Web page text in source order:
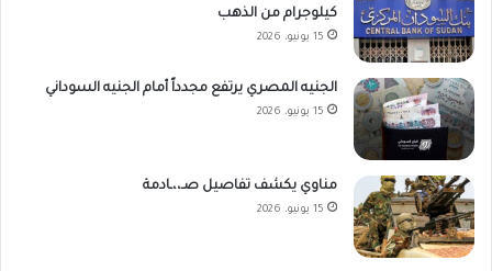
كيلوجرام من الذهب
15 يونيو، 2026
الجنيه المصري يرتفع مجدداً أمام الجنيه السوداني
15 يونيو، 2026
مناوي يكشف تفاصيل صـ،،ـادمة
15 يونيو، 2026